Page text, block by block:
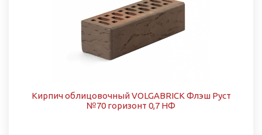
Кирпич облицовочный VOLGABRICK Флэш Руст
№70 горизонт 0,7 НФ